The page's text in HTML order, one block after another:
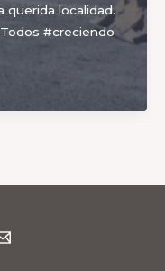
querida localidad.
#creciendo